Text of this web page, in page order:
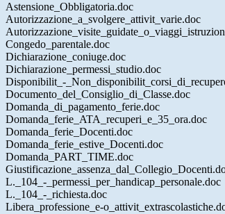
Astensione_Obbligatoria.doc
Autorizzazione_a_svolgere_attivit_varie.doc
Congedo_parentale.doc
Dichiarazione_coniuge.doc
Dichiarazione_permessi_studio.doc
Disponibilit_-
Documento_del_Consiglio_di_Classe.doc
Domanda_di_pagamento_ferie.doc
Domanda_ferie_ATA_recuperi_e_35_ora.doc
Domanda_ferie_Docenti.doc
Domanda_ferie_estive_Docenti.doc
Domanda_PART_TIME.doc
L._104_-_permessi_per_handicap_personale.doc
L._104_-_richiesta.doc
Libera_professione_e-